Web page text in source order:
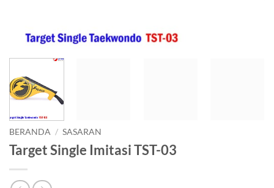
BERANDA / SASARAN
Target Single Imitasi TST-03